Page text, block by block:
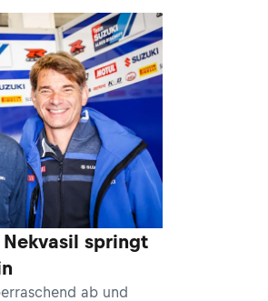
springt
ab und